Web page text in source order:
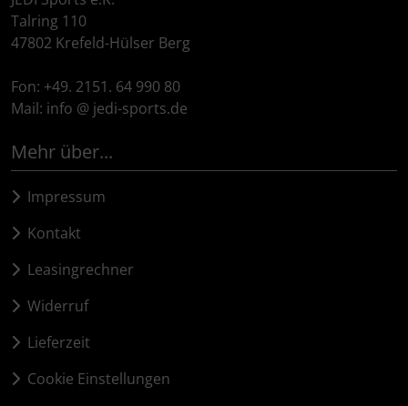
Talring 110
47802 Krefeld-Hülser Berg
Fon: +49. 2151. 64 990 80
Mail: info @ jedi-sports.de
Mehr über...
Impressum
Kontakt
Leasingrechner
Widerruf
Lieferzeit
Cookie Einstellungen
Schalthebel
Schaltwerke
Umwerfer
Turbine
Dynamic
Ergon
Feedback Sports
Fizik